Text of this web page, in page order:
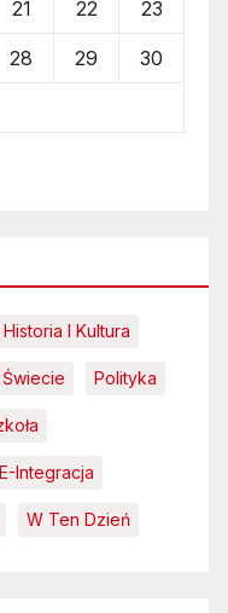
21 22 23
28 29 30
Historia I Kultura
Polityka
Integracja
W Ten Dzień